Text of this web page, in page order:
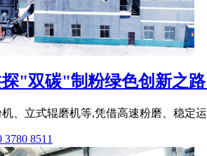
"双碳"制粉绿色创新之
、立式辊磨机等,凭借高速粉磨、稳定
8511